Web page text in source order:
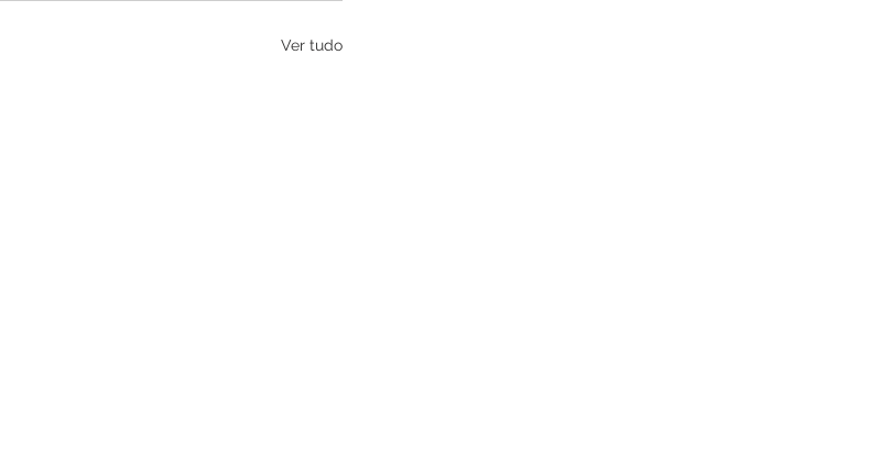
Ver tudo